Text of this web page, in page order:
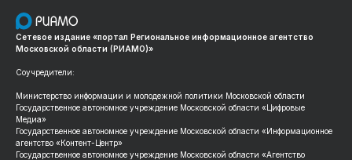
Сетевое издание «портал Региональное информационное агентство
Московской области (РИАМО)»
Соучредители:
Министерство информации и молодежной политики Московской области
Государственное автономное учреждение Московской области «Цифровые
Медиа»
Государственное автономное учреждение Московской области «Информационное
агентство «Контент-Центр»
Государственное автономное учреждение Московской области «Агентство